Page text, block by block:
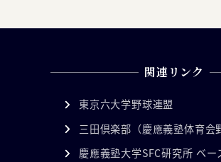
関連リンク
東京六大学野球連盟
三田倶楽部（慶應義塾体育会
慶應義塾大学SFC研究所 ベ